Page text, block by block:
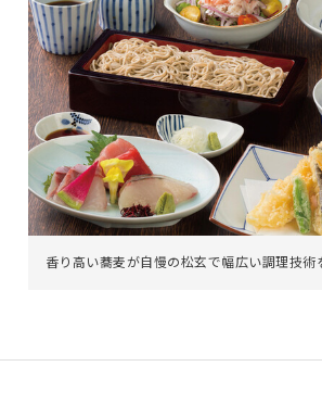
香り高い蕎麦が自慢の松玄で幅広い調理技術